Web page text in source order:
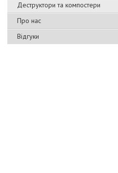
Деструктори та компостери
Про нас
Відгуки